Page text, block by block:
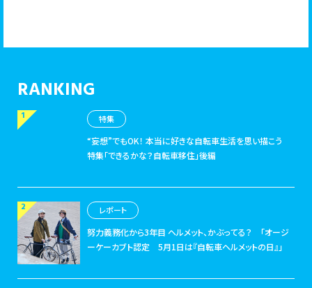
RANKING
特集
“妄想”でもOK！ 本当に好きな自転車生活を思い描こう
特集「できるかな？自転車移住」後編
レポート
努力義務化から3年目 ヘルメット、かぶってる？ 「オージ
ーケーカブト認定 5月1日は『自転車ヘルメットの日』」